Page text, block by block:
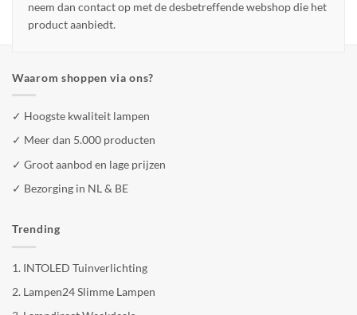
neem dan contact op met de desbetreffende webshop die het
product aanbiedt.
Waarom shoppen via ons?
✓ Hoogste kwaliteit lampen
✓ Meer dan 5.000 producten
✓ Groot aanbod en lage prijzen
✓ Bezorging in NL & BE
Trending
1. INTOLED Tuinverlichting
2. Lampen24 Slimme Lampen